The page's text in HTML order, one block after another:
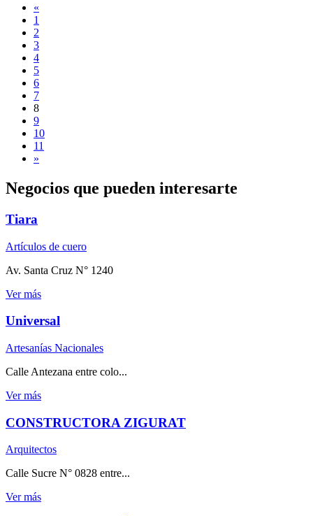
«
1
2
3
4
5
6
7
8
9
10
11
»
Negocios que pueden interesarte
Tiara
Artículos de cuero
Av. Santa Cruz N° 1240
Ver más
Universal
Artesanías Nacionales
Calle Antezana entre colo...
Ver más
CONSTRUCTORA ZIGURAT
Arquitectos
Calle Sucre N° 0828 entre...
Ver más